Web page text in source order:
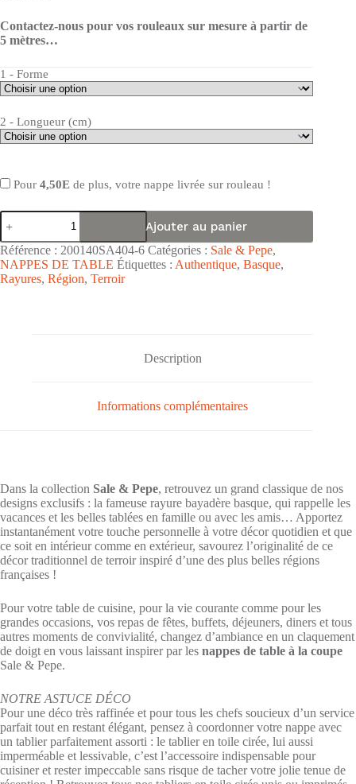
Contactez-nous pour vos rouleaux sur mesure à partir de
5 mètres…
1 - Forme
2 - Longueur (cm)
Pour 4,50E de plus, votre nappe livrée sur rouleau !
quantité
de
Nappe
de
table
toile
Ajouter au panier
Référence : 200140SA404-6 Catégories : Sale & Pepe,
NAPPES DE TABLE Étiquettes : Authentique, Basque,
Rayures, Région, Terroir
Description
Informations complémentaires
Dans la collection Sale & Pepe, retrouvez un grand classique de nos
designs exclusifs : la fameuse rayure bayadère basque, qui rappelle les
vacances et les belles tablées en famille ou avec les amis… Apportez
instantanément votre touche personnelle à votre décor quotidien et que
ce soit en intérieur comme en extérieur, savourez l’originalité de ce
décor traditionnel de terroir inspiré d’une des plus belles régions
françaises !
Pour votre table de cuisine, pour la vie courante comme pour les
grandes occasions, vos repas de fêtes, buffets, déjeuners, diners et tous
autres moments de convivialité, changez d’ambiance en un claquement
de doigt en vous laissant inspirer par les nappes de table à la coupe
Sale & Pepe.
NOTRE ASTUCE DÉCO
Pour une déco très raffinée et pour tous les chefs soucieux d’un service
parfait tout en restant élégant, pensez à coordonner votre nappe avec
un tablier parfaitement assorti : le tablier en toile cirée, lui aussi
imperméable et lessivable, c’est l’accessoire indispensable pour
cuisiner et rester impeccable sans risque de tacher votre jolie tenue de